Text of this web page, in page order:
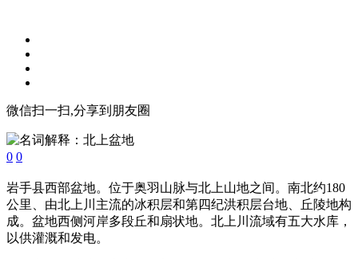
微信扫一扫,分享到朋友圈
0 0
岩手县西部盆地。位于奥羽山脉与北上山地之间。南北约180
公里、由北上川主流的冰积层和第四纪洪积层台地、丘陵地构
成。盆地西侧河岸多段丘和扇状地。北上川流域有五大水库，
以供灌溉和发电。